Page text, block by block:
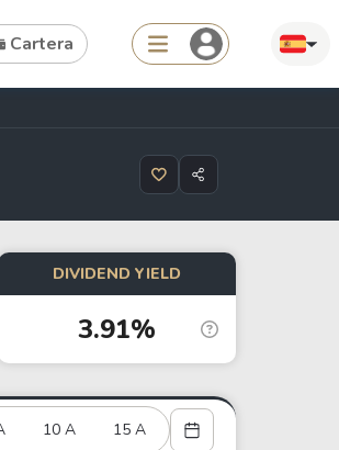
Cartera
DIVIDEND YIELD
3.91%
10 A 15 A